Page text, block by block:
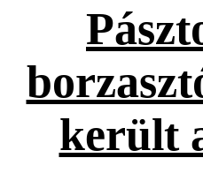
került